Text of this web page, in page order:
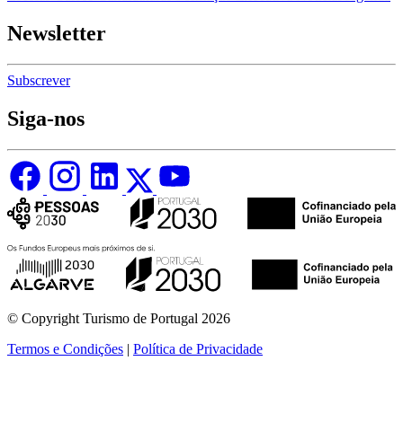
Newsletter
Subscrever
Siga-nos
© Copyright Turismo de Portugal 2026
Termos e Condições | Política de Privacidade